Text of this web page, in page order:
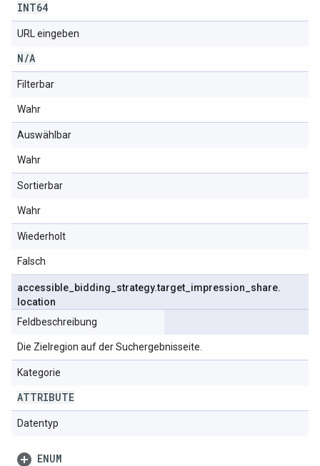
INT64
URL eingeben
N/A
Filterbar
Wahr
Auswählbar
Wahr
Sortierbar
Wahr
Wiederholt
Falsch
accessible bidding strategy.target impression share.
location
Feldbeschreibung
Die Zielregion auf der Suchergebnisseite.
Kategorie
ATTRIBUTE
Datentyp
ENUM